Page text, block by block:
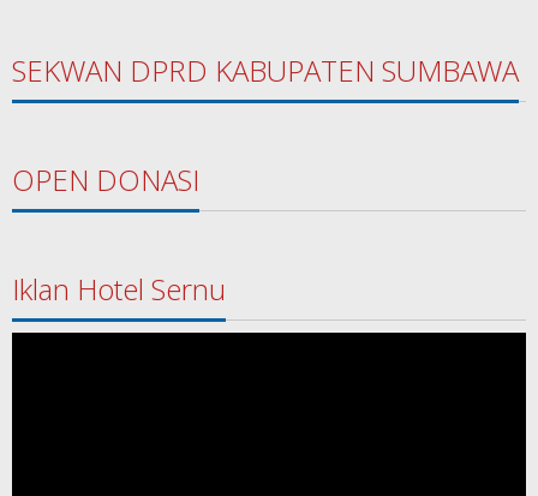
SEKWAN DPRD KABUPATEN SUMBAWA
OPEN DONASI
Iklan Hotel Sernu